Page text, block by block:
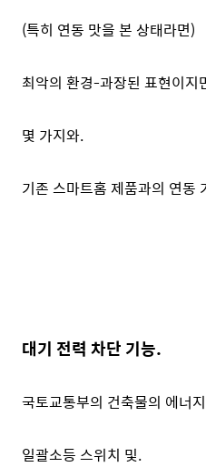
(특히 연동 맛을 본 상태라면)
최악의 환경-과장된 표현이지
몇 가지와.
기존 스마트홈 제품과의 연동
대기 전력 차단 기능.
국토교통부의 건축물의 에너
일괄소등 스위치 및.